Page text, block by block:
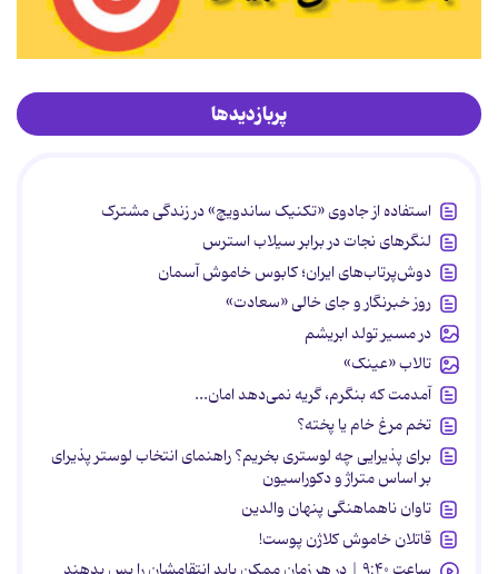
پربازدیدها
استفاده از جادوی «تکنیک ساندویچ» در زندگی مشترک
لنگرهای نجات در برابر سیلاب استرس
دوش‌پرتاب‌های ایران؛ کابوس خاموش آسمان
روز خبرنگار و جای خالی «سعادت»
در مسیر تولد ابریشم
تالاب «عینک»
آمدمت که بنگرم، گریه نمی‌دهد امان...
تخم مرغ خام یا پخته؟
برای پذیرایی چه لوستری بخریم؟ راهنمای انتخاب لوستر پذیرای
بر اساس متراژ و دکوراسیون
تاوان ناهماهنگی پنهان والدین
قاتلان خاموش کلاژن پوست!